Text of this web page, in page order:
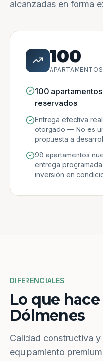
alcanzadas en forma
100
100
reservados
Entrega efectiva
otorgado — No es
propuesta a
98 apartamentos
entrega
inversión en
DIFERENCIALES
Lo que
Dólmenes
Calidad constructiva y
equipamiento